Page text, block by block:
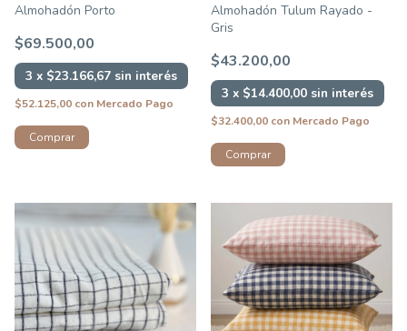
Almohadón Porto
$69.500,00
3 x $23.166,67 sin interés
$52.125,00 con Mercado Pago
Almohadón Tulum Rayado -
Gris
$43.200,00
3 x $14.400,00 sin interés
$32.400,00 con Mercado Pago